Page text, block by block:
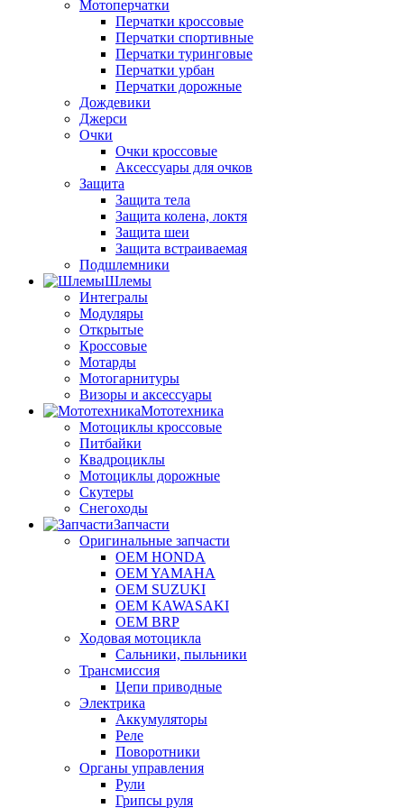
Мотоперчатки
Перчатки кроссовые
Перчатки спортивные
Перчатки туринговые
Перчатки урбан
Перчатки дорожные
Дождевики
Джерси
Очки
Очки кроссовые
Аксессуары для очков
Защита
Защита тела
Защита колена, локтя
Защита шеи
Защита встраиваемая
Подшлемники
Шлемы
Интегралы
Модуляры
Открытые
Кроссовые
Мотарды
Мотогарнитуры
Визоры и аксессуары
Мототехника
Мотоциклы кроссовые
Питбайки
Квадроциклы
Мотоциклы дорожные
Скутеры
Снегоходы
Запчасти
Оригинальные запчасти
OEM HONDA
OEM YAMAHA
OEM SUZUKI
OEM KAWASAKI
OEM BRP
Ходовая мотоцикла
Сальники, пыльники
Трансмиссия
Цепи приводные
Электрика
Аккумуляторы
Реле
Поворотники
Органы управления
Рули
Грипсы руля